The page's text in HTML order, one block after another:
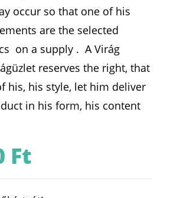
occur so that one of his
are the selected
on a supply . A Virág
reserves the right, that
his, his style, let him deliver
in his form, his content
Ft